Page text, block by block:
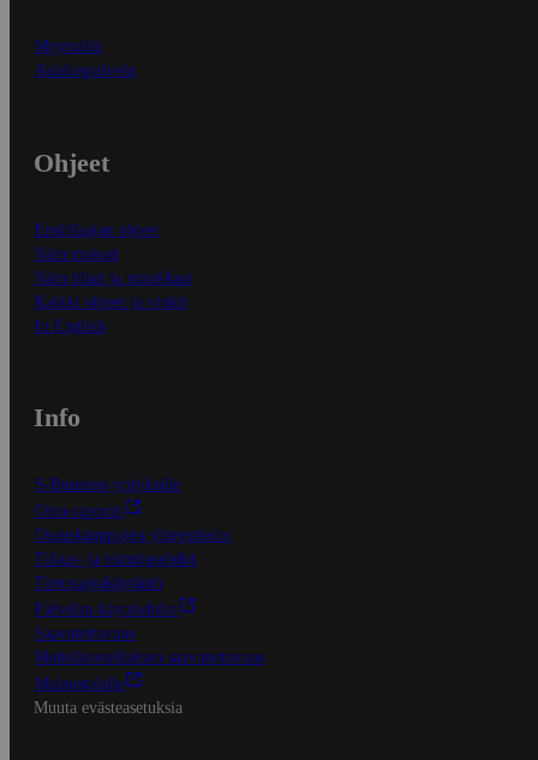
Myymälät
Asiakaspalvelu
Ohjeet
Ensitilaajan ohjeet
Näin maksat
Näin tilaat ja muokkaat
Kaikki ohjeet ja vinkit
In English
Info
S-Business yrityksille
Oiva-raportit
Osuuskauppojen yhteystiedot
Tilaus- ja toimitusehdot
Tietosuojakäytäntö
Palvelun käyttöehdot
Saavutettavuus
Mobiilisovelluksen saavutettavuus
Mainostajalle
Muuta evästeasetuksia